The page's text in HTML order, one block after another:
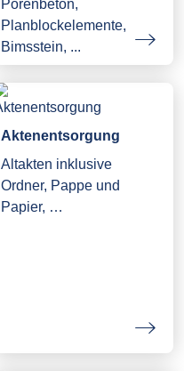
Porenbeton,
Planblockelemente,
Bimsstein, ...
Aktenentsorgung
Altakten inklusive
Ordner, Pappe und
Papier, …